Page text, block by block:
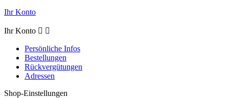
Ihr Konto
Ihr Konto  
Persönliche Infos
Bestellungen
Rückvergütungen
Adressen
Shop-Einstellungen